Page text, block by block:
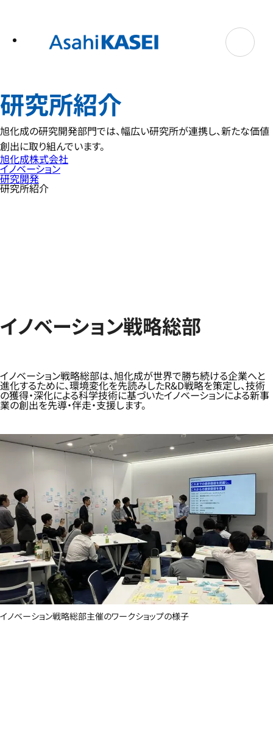
研究所紹介
旭化成の研究開発部門では、幅広い研究所が連携し、新たな価値
創出に取り組んでいます。
旭化成株式会社
イノベーション
研究開発
研究所紹介
イノベーション戦略総部
イノベーション戦略総部は、旭化成が世界で勝ち続ける企業へと
進化するために、環境変化を先読みしたR&D戦略を策定し、技術
の獲得・深化による科学技術に基づいたイノベーションによる新事
業の創出を先導・伴走・支援します。
イノベーション戦略総部主催のワークショップの様子